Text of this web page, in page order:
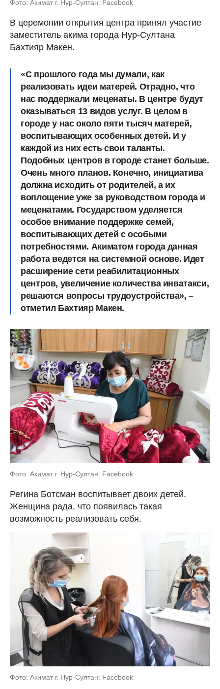
Фото: Акимат г. Нур-Султан: Facebook
В церемонии открытия центра принял участие
заместитель акима города Нур-Султана
Бахтияр Макен.
«С прошлого года мы думали, как
реализовать идеи матерей. Отрадно, что
нас поддержали меценаты. В центре будут
оказываться 13 видов услуг. В целом в
городе у нас около пяти тысяч матерей,
воспитывающих особенных детей. И у
каждой из них есть свои таланты.
Подобных центров в городе станет больше.
Очень много планов. Конечно, инициатива
должна исходить от родителей, а их
воплощение уже за руководством города и
меценатами. Государством уделяется
особое внимание поддержке семей,
воспитывающих детей с особыми
потребностями. Акиматом города данная
работа ведется на системной основе. Идет
расширение сети реабилитационных
центров, увеличение количества инватакси,
решаются вопросы трудоустройства», –
отметил Бахтияр Макен.
Фото: Акимат г. Нур-Султан: Facebook
Регина Ботсман воспитывает двоих детей.
Женщина рада, что появилась такая
возможность реализовать себя.
Фото: Акимат г. Нур-Султан: Facebook